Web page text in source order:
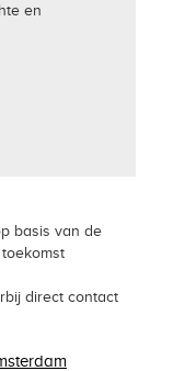
en
basis van de
direct contact